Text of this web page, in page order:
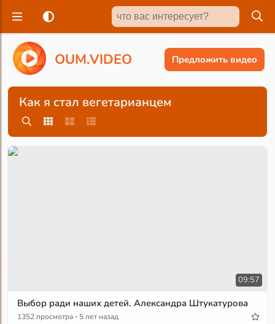
OUM.VIDEO Предложить видео
Как я стал вегетарианцем
09:57
Выбор ради наших детей. Александра Штукатурова
1352 просмотра · 5 лет назад